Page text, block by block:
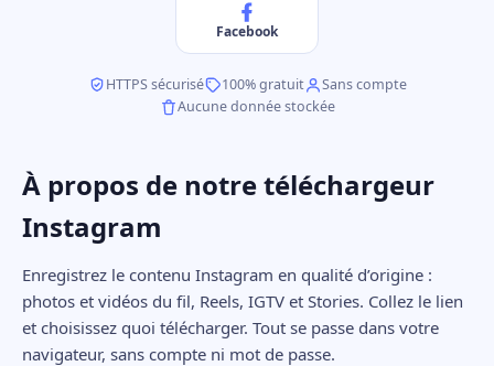
Facebook
HTTPS sécurisé 100% gratuit
Sans compte
Aucune donnée stockée
À propos de notre téléchargeur
Instagram
Enregistrez le contenu Instagram en qualité d’origine :
photos et vidéos du fil, Reels, IGTV et Stories. Collez le lien
et choisissez quoi télécharger. Tout se passe dans votre
navigateur, sans compte ni mot de passe.